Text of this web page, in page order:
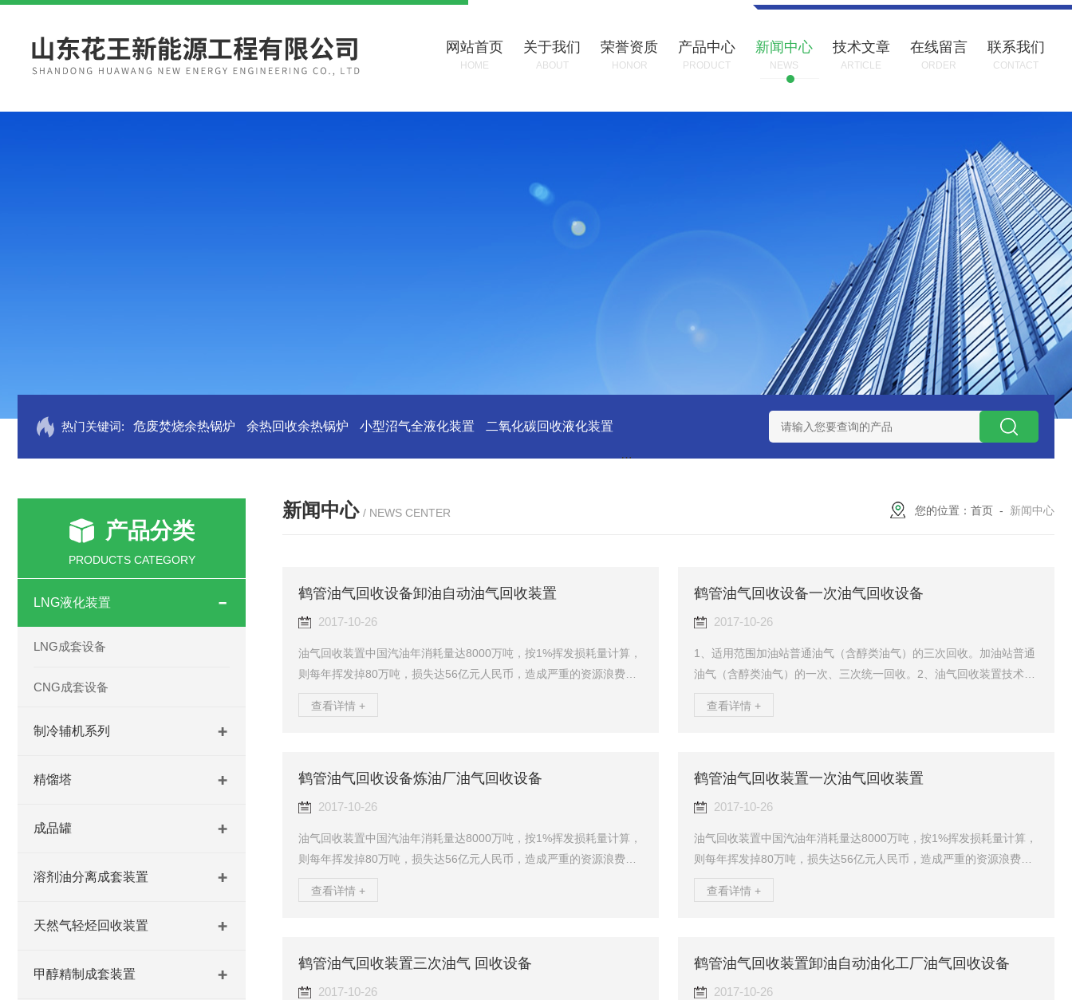
网站首页
HOME
关于我们
ABOUT
荣誉资质
HONOR
产品中心
PRODUCT
新闻中心
NEWS
技术文章
ARTICLE
在线留言
ORDER
联系我们
CONTACT
热门关键词: 危废焚烧余热锅炉 余热回收余热锅炉 小型沼气全液化装置 二氧化碳回收液化装置 2万吨二氧化碳捕集液化装置 3万吨-100万吨撬装式煤层气脱酸气设备
产品分类
PRODUCTS CATEGORY
LNG液化装置
LNG成套设备
CNG成套设备
制冷辅机系列
精馏塔
成品罐
溶剂油分离成套装置
天然气轻烃回收装置
甲醇精制成套装置
新闻中心 / NEWS CENTER 您的位置： 首页 - 新闻中心
鹤管油气回收设备卸油自动油气回收装置
2017-10-26
油气回收装置中国汽油年消耗量达8000万吨，按1%挥发损耗量计算，
则每年挥发掉80万吨，损失达56亿元人民币，造成严重的资源浪费。
中，在紫外线的作用下，与大气中的污染物，氮氧化物发生一系列的
安全事故！当前油气回收处理方法有吸附法、冷凝法、吸收法、膜分
查看详情 +
鹤管油气回收设备一次油气回收设备
2017-10-26
1、适用范围加油站普通油气（含醇类油气）的三次回收。加油站普通
油气（含醇类油气）的一次、三次统一回收。2、油气回收装置技术参
法“膜分离+冷凝”法油气回收。“冷凝+吸附”法油气回收。4、油气回收
测直接透过排出，同时，渗余侧的高浓度油气直接进入制冷模块的换
查看详情 +
鹤管油气回收设备炼油厂油气回收设备
2017-10-26
油气回收装置中国汽油年消耗量达8000万吨，按1%挥发损耗量计算，
则每年挥发掉80万吨，损失达56亿元人民币，造成严重的资源浪费。
中，在紫外线的作用下，与大气中的污染物，氮氧化物发生一系列的
安全事故！当前油气回收处理方法有吸附法、冷凝法、吸收法、膜分
离法，其中活性炭吸附法油气回收装置技术成熟、回...
查看详情 +
鹤管油气回收装置一次油气回收装置
2017-10-26
油气回收装置中国汽油年消耗量达8000万吨，按1%挥发损耗量计算，
则每年挥发掉80万吨，损失达56亿元人民币，造成严重的资源浪费。
中，在紫外线的作用下，与大气中的污染物，氮氧化物发生一系列的
安全事故！当前油气回收处理方法有吸附法、冷凝法、吸收法、膜分
离法，其中活性炭吸附法油气回收装置技术成熟、回...
查看详情 +
鹤管油气回收装置三次油气 回收设备
2017-10-26
鹤管油气回收装置卸油自动油化工厂油气回收设备
2017-10-26